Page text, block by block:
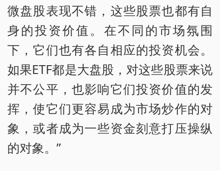
微盘股表现不错，这些股票也都有自
身的投资价值。在不同的市场氛围
下，它们也有各自相应的投资机会。
如果ETF都是大盘股，对这些股票来说
并不公平，也影响它们投资价值的发
挥，使它们更容易成为市场炒作的对
象，或者成为一些资金刻意打压操纵
的对象。”